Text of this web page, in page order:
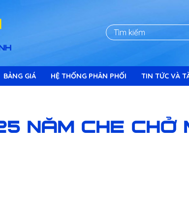
BẢNG GIÁ HỆ THỐNG PHÂN PHỐI TIN TỨC VÀ
NĂM CHE CHỞ